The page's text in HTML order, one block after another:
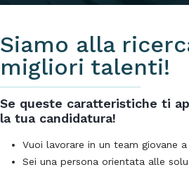
Siamo alla
migliori talenti!
Se queste caratteristiche ti
la tua candidatura!
Vuoi lavorare in un team giovane
Sei una persona orientata alle